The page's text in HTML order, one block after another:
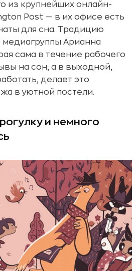
из крупнейших онлайн-
Post — в их офисе есть
для сна. Традицию
медиагруппы Арианна
сама в течение рабочего
на сон, а в выходной,
делает это
в уютной постели.
и немного